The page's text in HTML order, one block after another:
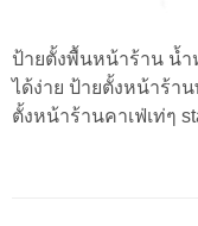
ป้ายตั้งพื้นหน้าร้าน น้ำ
ได้ง่าย ป้ายตั้งหน้าร้า
ตั้งหน้าร้านคาเฟ่เท่ๆ